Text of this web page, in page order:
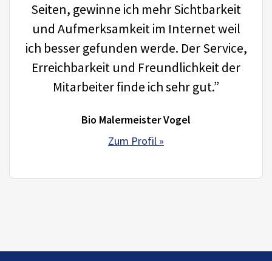
Seiten, gewinne ich mehr Sichtbarkeit
und Aufmerksamkeit im Internet weil
ich besser gefunden werde. Der Service,
Erreichbarkeit und Freundlichkeit der
Mitarbeiter finde ich sehr gut.”
Bio Malermeister Vogel
Zum Profil »